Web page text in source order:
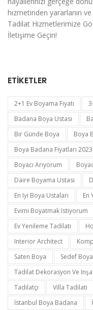
hizmetinden yararlanın
Tadilat Hizmetlerimize
İletişime Geçin!
ETIKETLER
2+1 Ev Boyama Fiyatı
Badana Boya Ustası
Bir Günde Boya
Boya
Boya Badana Fiyatları 2023
Boyacı Arıyorum
Daire Boyama Ustası
En Iyi Boya Ustaları
En
Evimi Boyatmak Istiyorum
Ev Yenileme Tadilatı
Interior Architect
Saten Boya
Sedef Boya
Tadilat Dekorasyon Ve
Tadilatçı
Villa Tadilatı
İstanbul Boya Badana